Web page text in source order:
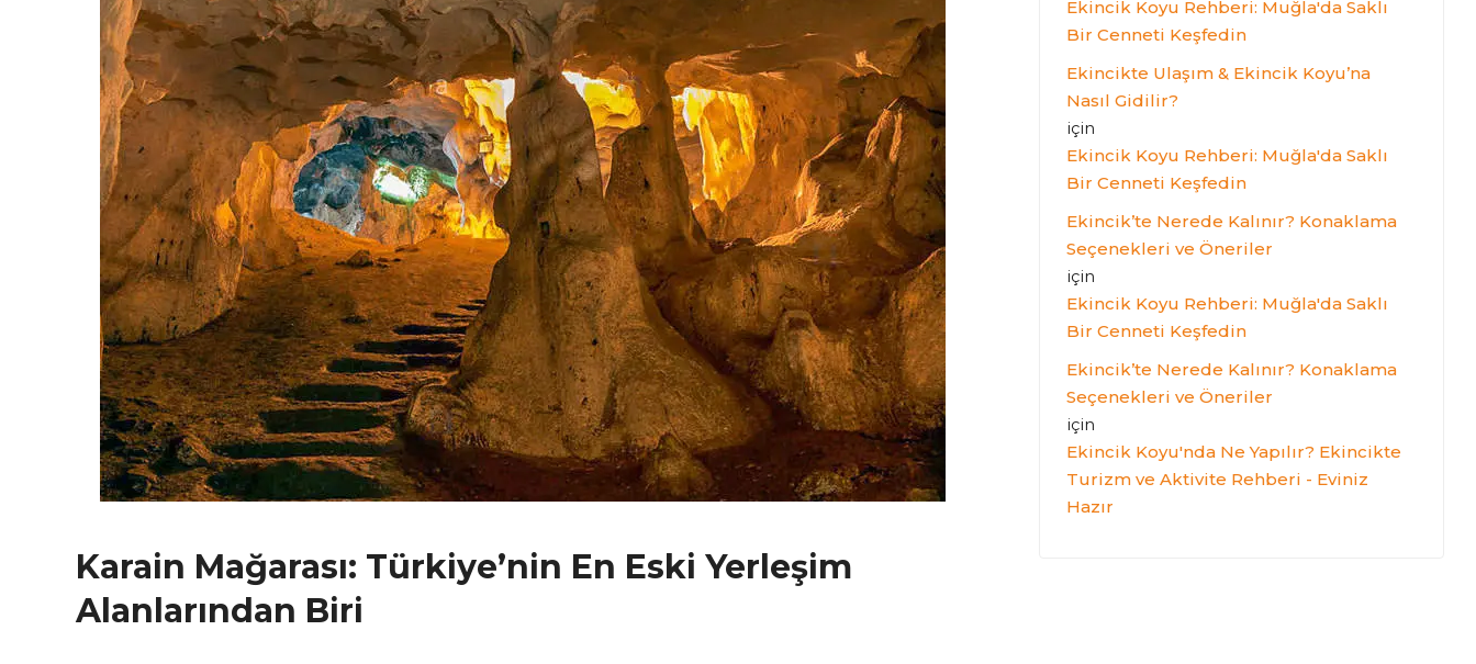
Karain Mağarası: Türkiye’nin En Eski Yerleşim
Alanlarından Biri
Ekincik Koyu Rehberi: Muğla'da Saklı
Bir Cenneti Keşfedin
Ekincikte Ulaşım & Ekincik Koyu’na
Nasıl Gidilir?
için
Ekincik Koyu Rehberi: Muğla'da Saklı
Bir Cenneti Keşfedin
Ekincik’te Nerede Kalınır? Konaklama
Seçenekleri ve Öneriler
için
Ekincik Koyu Rehberi: Muğla'da Saklı
Bir Cenneti Keşfedin
Ekincik’te Nerede Kalınır? Konaklama
Seçenekleri ve Öneriler
için
Ekincik Koyu'nda Ne Yapılır? Ekincikte
Turizm ve Aktivite Rehberi - Eviniz
Hazır